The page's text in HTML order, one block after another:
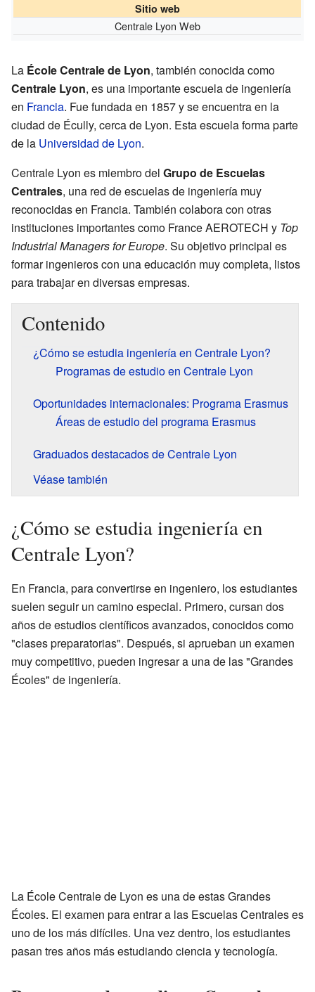
Sitio web
Centrale Lyon Web
La École Centrale de Lyon, también conocida como
Centrale Lyon, es una importante escuela de ingeniería
en Francia. Fue fundada en 1857 y se encuentra en la
ciudad de Écully, cerca de Lyon. Esta escuela forma parte
de la Universidad de Lyon.
Centrale Lyon es miembro del Grupo de Escuelas
Centrales, una red de escuelas de ingeniería muy
reconocidas en Francia. También colabora con otras
instituciones importantes como France AEROTECH y Top
Industrial Managers for Europe. Su objetivo principal es
formar ingenieros con una educación muy completa, listos
para trabajar en diversas empresas.
Contenido
¿Cómo se estudia ingeniería en Centrale Lyon?
Programas de estudio en Centrale Lyon
Oportunidades internacionales: Programa Erasmus
Áreas de estudio del programa Erasmus
Graduados destacados de Centrale Lyon
Véase también
¿Cómo se estudia ingeniería en
Centrale Lyon?
En Francia, para convertirse en ingeniero, los estudiantes
suelen seguir un camino especial. Primero, cursan dos
años de estudios científicos avanzados, conocidos como
"clases preparatorias". Después, si aprueban un examen
muy competitivo, pueden ingresar a una de las "Grandes
Écoles" de ingeniería.
La École Centrale de Lyon es una de estas Grandes
Écoles. El examen para entrar a las Escuelas Centrales es
uno de los más difíciles. Una vez dentro, los estudiantes
pasan tres años más estudiando ciencia y tecnología.